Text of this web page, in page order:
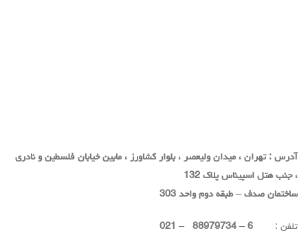
آدرس : تهران ، میدان ولیعصر ، بلوار کشاورز ، مابین خیابان فلسطین و نادری
، جنب هتل اسپیناس پلاک 132
ساختمان صدف – طبقه دوم واحد 303
تلفن :